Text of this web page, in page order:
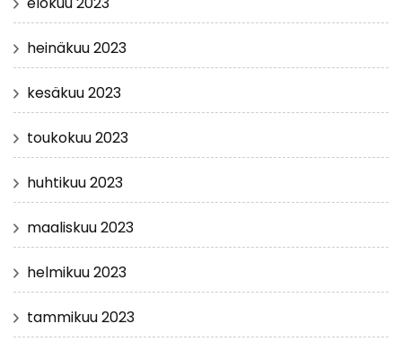
heinäkuu 2023
kesäkuu 2023
toukokuu 2023
huhtikuu 2023
maaliskuu 2023
helmikuu 2023
tammikuu 2023